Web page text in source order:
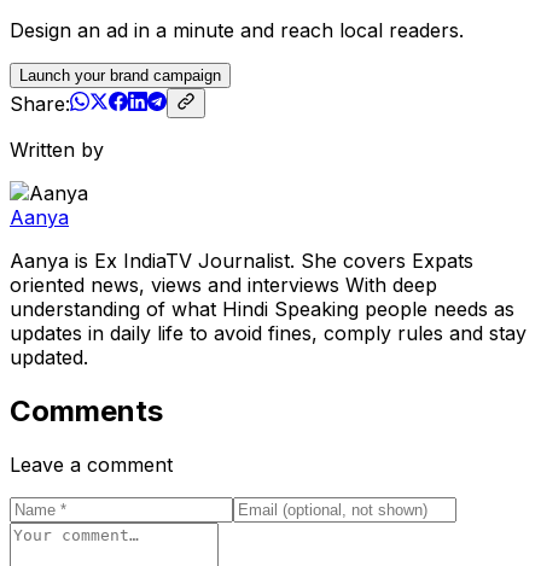
Design an ad in a minute and reach local readers.
Launch your brand campaign
Share:
Written by
Aanya
Aanya is Ex IndiaTV Journalist. She covers Expats
oriented news, views and interviews With deep
understanding of what Hindi Speaking people needs as
updates in daily life to avoid fines, comply rules and stay
updated.
Comments
Leave a comment